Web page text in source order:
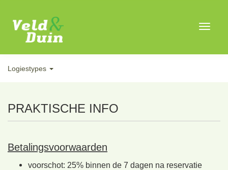
Toggle
Logiestypes
PRAKTISCHE INFO
Betalingsvoorwaarden
voorschot: 25% binnen de 7 dagen na reservatie